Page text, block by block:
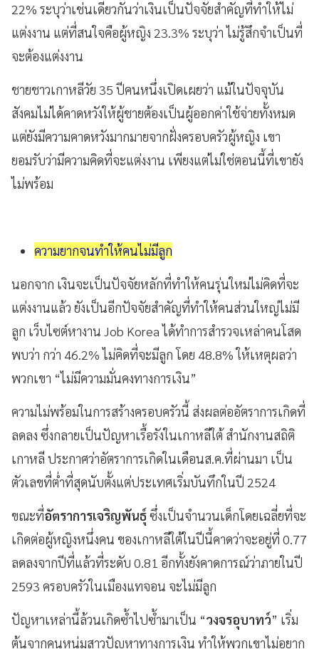
22% ระบุว่าเช่นเดียวกันว่าเงินเป็นปัจจัยสำคัญที่ทำให้ไม่
แต่งงาน แต่ที่สนใจคือผู้หญิง 23.3% ระบุว่า ไม่รู้สึกจำเป็นที่
จะต้องแต่งงาน
ชายชาวเกาหลีวัย 35 ปีคนหนึ่งเปิดเผยว่า แม้ในปัจจุบัน
สังคมไม่ได้คาดหวังให้ผู้ชายต้องเป็นผู้ออกค่าใช้จ่ายทั้งหมด
แต่ยังมีความคาดหวังมากมายจากฝั่งครอบครัวผู้หญิง เขา
ยอมรับว่ามีความคิดที่จะแต่งงาน เพียงแต่ไม่ใช่ตอนนี้ที่เขายัง
ไม่พร้อม
ความยากจนทำให้คนไม่มีลูก
นอกจาก เงินจะเป็นปัจจัยหลักที่ทำให้คนรุ่นใหม่ไม่คิดที่จะ
แต่งงานแล้ว ยังเป็นอีกปัจจัยสำคัญที่ทำให้คนส่วนใหญ่ไม่มี
ลูก เว็บไซต์หางาน Job Korea ได้ทำการสำรวจเหล่าคนโสด
พบว่า กว่า 46.2% ไม่คิดที่จะมีลูก โดย 48.8% ให้เหตุผลว่า
พวกเขา “ไม่มีความมั่นคงทางการเงิน”
ความไม่พร้อมในการสร้างครอบครัวนี้ ส่งผลต่ออัตราการเกิดที่
ลดลง ซึ่งกลายเป็นปัญหาเรื้อรังในเกาหลีใต้ สำนักงานสถิติ
เกาหลี ประกาศว่าอัตราการเกิดในเดือนส.ค.ที่ผ่านมา เป็น
ตัวเลขที่ต่ำที่สุดนับตั้งแต่ประเทศเริ่มบันทึกในปี 2524
ขณะที่อัตราการเจริญพันธุ์ซึ่งเป็นจำนวนเด็กโดยเฉลี่ยที่จะ
เกิดต่อผู้หญิงหนึ่งคน ของเกาหลีใต้ในปีนี้คาดว่าจะอยู่ที่ 0.77
ลดลงจากปีที่แล้วที่ระดับ 0.81 อีกทั้งยังคาดการณ์ว่าภายในปี
2593 ครอบครัวในเมืองแทจอน จะไม่มีลูก
ปัญหาเหล่านี้ล้วนเกิดซ้ำไปซ้ำมาเป็น “วงจรอุบาทว์” เริ่ม
ต้นจากคนหนุ่มสาวปัญหาทางการเงิน ทำให้พวกเขาไม่อยาก